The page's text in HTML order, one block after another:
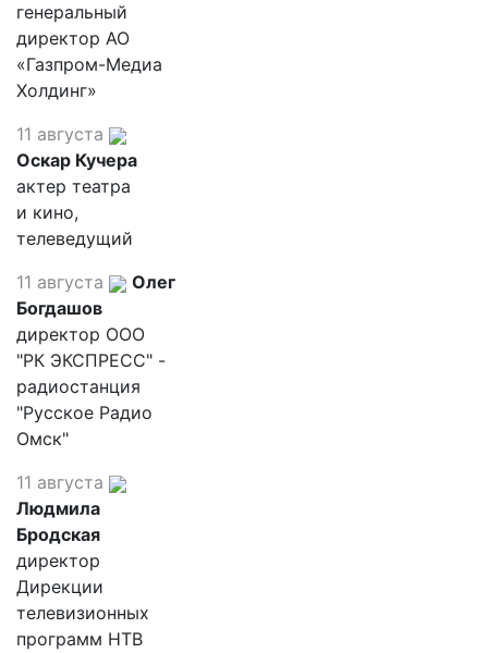
генеральный
директор АО
«Газпром-Медиа
Холдинг»
11 августа
Оскар Кучера
актер театра
и кино,
телеведущий
11 августа
Олег
Богдашов
директор ООО
"РК ЭКСПРЕСС" -
радиостанция
"Русское Радио
Омск"
11 августа
Людмила
Бродская
директор
Дирекции
телевизионных
программ НТВ